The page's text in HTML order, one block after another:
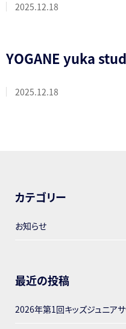
2025.12.18
YOGANE yuka
2025.12.18
カテゴリー
お知らせ
最近の投稿
2026年第1回キッズジュニア